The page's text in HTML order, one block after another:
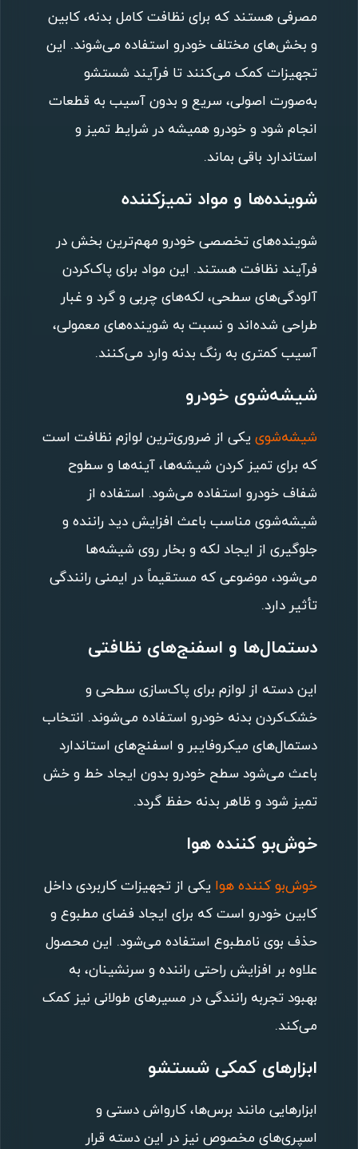
مصرفی هستند که برای نظافت کامل بدنه، کابین
و بخش‌های مختلف خودرو استفاده می‌شوند. این
تجهیزات کمک می‌کنند تا فرآیند شستشو
به‌صورت اصولی، سریع و بدون آسیب به قطعات
انجام شود و خودرو همیشه در شرایط تمیز و
استاندارد باقی بماند.
شوینده‌ها و مواد تمیزکننده
شوینده‌های تخصصی خودرو مهم‌ترین بخش در
فرآیند نظافت هستند. این مواد برای پاک‌کردن
آلودگی‌های سطحی، لکه‌های چربی و گرد و غبار
طراحی شده‌اند و نسبت به شوینده‌های معمولی،
آسیب کمتری به رنگ بدنه وارد می‌کنند.
شیشه‌شوی خودرو
شیشه‌شوی یکی از ضروری‌ترین لوازم نظافت است
که برای تمیز کردن شیشه‌ها، آینه‌ها و سطوح
شفاف خودرو استفاده می‌شود. استفاده از
شیشه‌شوی مناسب باعث افزایش دید راننده و
جلوگیری از ایجاد لکه و بخار روی شیشه‌ها
می‌شود، موضوعی که مستقیماً در ایمنی رانندگی
تأثیر دارد.
دستمال‌ها و اسفنج‌های نظافتی
این دسته از لوازم برای پاک‌سازی سطحی و
خشک‌کردن بدنه خودرو استفاده می‌شوند. انتخاب
دستمال‌های میکروفایبر و اسفنج‌های استاندارد
باعث می‌شود سطح خودرو بدون ایجاد خط و خش
تمیز شود و ظاهر بدنه حفظ گردد.
خوش‌بو کننده هوا
خوش‌بو کننده هوا یکی از تجهیزات کاربردی داخل
کابین خودرو است که برای ایجاد فضای مطبوع و
حذف بوی نامطبوع استفاده می‌شود. این محصول
علاوه بر افزایش راحتی راننده و سرنشینان، به
بهبود تجربه رانندگی در مسیرهای طولانی نیز کمک
می‌کند.
ابزارهای کمکی شستشو
ابزارهایی مانند برس‌ها، کارواش دستی و
اسپری‌های مخصوص نیز در این دسته قرار